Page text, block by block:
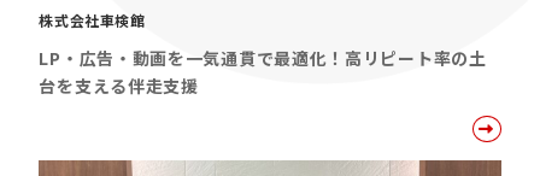
株式会社車検館
LP・広告・動画を一気通貫で最適化！高リピート率の土
台を支える伴走支援